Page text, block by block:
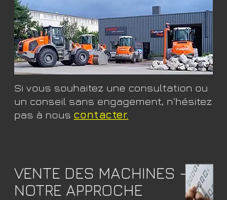
Si vous souhaitez une consultation ou
un conseil sans engagement, n'hésitez
pas à nous contacter.
VENTE DES MACHINES -
NOTRE APPROCHE